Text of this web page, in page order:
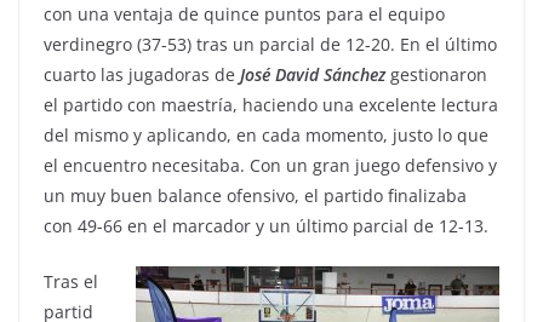
con una ventaja de quince puntos para el equipo
verdinegro (37-53) tras un parcial de 12-20. En el último
cuarto las jugadoras de José David Sánchezgestionaron
el partido con maestría, haciendo una excelente lectura
del mismo y aplicando, en cada momento, justo lo que
el encuentro necesitaba. Con un gran juego defensivo y
un muy buen balance ofensivo, el partido finalizaba
con 49-66 en el marcador y un último parcial de 12-13.
Tras el
partid